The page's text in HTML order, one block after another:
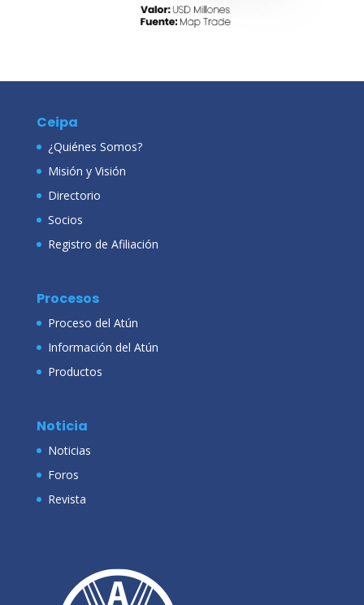
Ceipa
¿Quiénes Somos?
Misión y Visión
Directorio
Socios
Registro de Afiliación
Procesos
Proceso del Atún
Información del Atún
Productos
Noticia
Noticias
Foros
Revista